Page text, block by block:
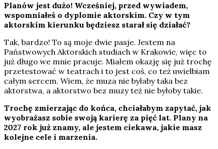
Planów jest dużo! Wcześniej, przed wywiadem,
wspomniałeś o dyplomie aktorskim. Czy w tym
aktorskim kierunku będziesz starał się działać?
Tak, bardzo! To są moje dwie pasje. Jestem na
Państwowych Aktorskich studiach w Krakowie, więc to
już długo we mnie pracuje. Miałem okazję się już trochę
przetestować w teatrach i to jest coś, co też uwielbiam
całym sercem. Wiem, że muza nie byłaby taka bez
aktorstwa, a aktorstwo bez muzy też nie byłoby takie.
Trochę zmierzając do końca, chciałabym zapytać, jak
wyobrażasz sobie swoją karierę za pięć lat. Plany na
2027 rok już znamy, ale jestem ciekawa, jakie masz
kolejne cele i marzenia.